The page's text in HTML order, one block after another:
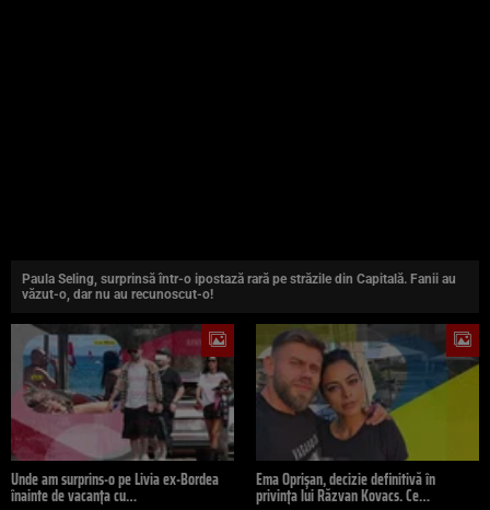
Paula Seling, surprinsă într-o ipostază rară pe străzile din Capitală. Fanii au
văzut-o, dar nu au recunoscut-o!
Unde am surprins-o pe Livia ex-Bordea
înainte de vacanța cu…
Ema Oprișan, decizie definitivă în
privința lui Răzvan Kovacs. Ce…